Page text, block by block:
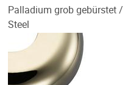
Palladium grob gebürstet /
Steel